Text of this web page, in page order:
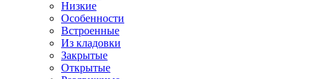
Низкие
Особенности
Встроенные
Из кладовки
Закрытые
Открытые